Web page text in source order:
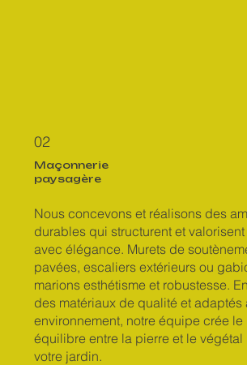
02
Maçonnerie
paysagère
Nous concevons et réalisons des
durables qui structurent et valorisent
avec élégance. Murets de
pavées, escaliers extérieurs ou
marions esthétisme et robustesse.
des matériaux de qualité et adaptés
environnement, notre équipe crée le
équilibre entre la pierre et le
votre jardin.